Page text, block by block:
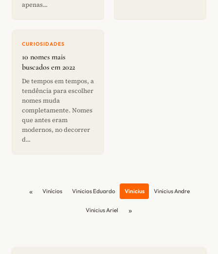
apenas...
CURIOSIDADES
10 nomes mais
buscados em 2022
De tempos em tempos, a
tendência para escolher
nomes muda
completamente. Nomes
que antes eram
modernos, no decorrer
d...
« Vinícios Vinicios Eduardo Vinicius Vinicius Andre
Vinicius Ariel »